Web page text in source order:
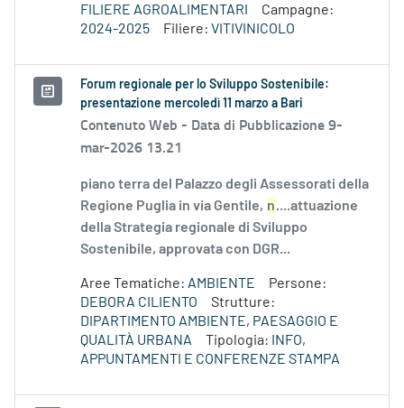
FILIERE AGROALIMENTARI
Campagne:
2024-2025
Filiere: VITIVINICOLO
Forum regionale per lo Sviluppo Sostenibile:
presentazione mercoledì 11 marzo a Bari
Contenuto Web - Data di Pubblicazione 9-
mar-2026 13.21
piano terra del Palazzo degli Assessorati della
Regione Puglia in via Gentile, n....attuazione
della Strategia regionale di Sviluppo
Sostenibile, approvata con DGR...
Aree Tematiche: AMBIENTE
Persone:
DEBORA CILIENTO
Strutture:
DIPARTIMENTO AMBIENTE, PAESAGGIO E
QUALITÀ URBANA
Tipologia:
INFO,
APPUNTAMENTI E CONFERENZE STAMPA